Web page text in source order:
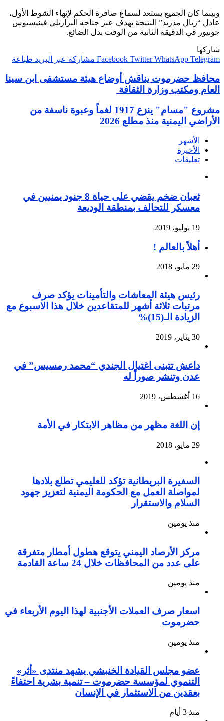
وبينما كان الجميع يستعد لسماع صافرة الحكم لإنهاء الشوط الأول،
عادل “ريال مدريد” النتيجة بهدف عبر جناحه البرازيلي فينيسيوس
جونيور في الدقيقة الثانية من الوقت بدل الضائع.
شاركها
Facebook Twitter WhatsApp Telegram مشاركة عبر البريد طباعة
محافظ حضرموت يناقش أوضاع هيئة مستشفى ابن سينا
العام ومكتب وزارة الثقافة
مشروع "مسام" ينزع 1917 لغماً وعبوة ناسفة من
الأراضي اليمنية منذ مطلع 2026
الأشهر
الأخيرة
تعليقات
ثعبان ضخم يقضي على حياة 8 جنود يمنيين في
معسكر للتحالف بمنطقة الوديعة
19 يوليو، 2019
أهلاً بالعالم !
29 مايو، 2018
رئيس هيئة المعاشات والتأمينات يؤكد صرف
مرتبات ثلاثة أشهر للمتقاعدين خلال هذا الاسبوع مع
الزيادة الـ(15)%
30 يناير، 2019
داعش تتبنى اغتيال الجندي “محمد رمسيس” في
عدن وتنشر صوراً له
16 أغسطس، 2019
إن اللغة مظهر من مظاهر الابتكار في الأمة
29 مايو، 2018
السفيرة البريطانية تؤكد للعليمي تطلع بلادها
لمواصلة العمل مع الحكومة اليمنية لتعزيز جهود
السلام والاستقرار
منذ يومين
مركز الأرصاد اليمني يتوقع هطول أمطار متفرقة
على عدد من المحافظات خلال 24 ساعة القادمة
منذ يومين
اسعار صرف العملات الأجنبية لهذا اليوم الأربعاء في
حضرموت
منذ يومين
عضو مجلس القيادة الخنبشي يشهد منتدى «أثر»
التنموي لمؤسسة حضرموت – تنمية بشرية احتفاءً
بعقدين من الاستثمار في الإنسان
منذ 3 أيام